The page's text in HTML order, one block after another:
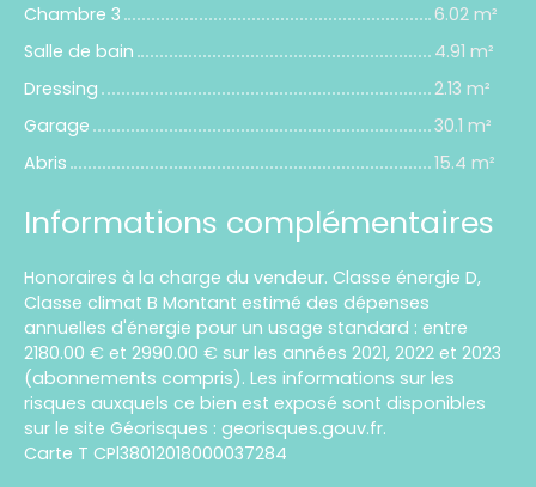
Chambre 3
6.02 m²
Salle de bain
4.91 m²
Dressing
2.13 m²
Garage
30.1 m²
Abris
15.4 m²
Informations complémentaires
Honoraires à la charge du vendeur. Classe énergie D,
Classe climat B Montant estimé des dépenses
annuelles d'énergie pour un usage standard : entre
2180.00 € et 2990.00 € sur les années 2021, 2022 et 2023
(abonnements compris). Les informations sur les
risques auxquels ce bien est exposé sont disponibles
sur le site Géorisques : georisques.gouv.fr.
Carte T CPl38012018000037284